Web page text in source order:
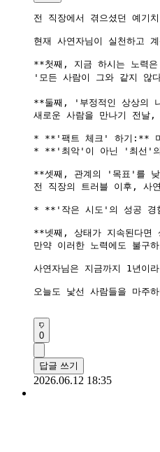
전 직장에서 겪으셨던 예기
현재 사연자님이 실천하고
**첫째, 지금 하시는 노력
'모든 사람이 그와 같지 않
**둘째, '부정적인 상상의
새로운 사람을 만나기 전날
* **'팩트 체크' 하기:** 머릿
* **'최악'이 아닌 '최선'의
**셋째, 관계의 '목표'를 낮
전 직장의 트러블 이후, 사
* **'작은 시도'의 성공 경험
**넷째, 상태가 지속된다면
만약 이러한 노력에도 불구
사연자님은 지금까지 1년이
오늘도 낯선 사람들을 마주
0
답글 쓰기
2026.06.12 18:35